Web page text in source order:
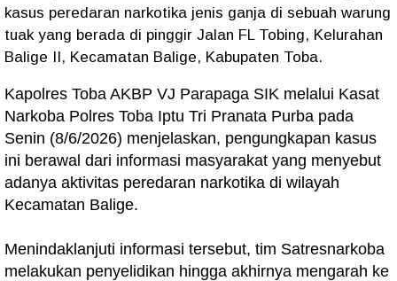
kasus peredaran narkotika jenis ganja di sebuah warung
tuak yang berada di pinggir Jalan FL Tobing, Kelurahan
Balige II, Kecamatan Balige, Kabupaten Toba.
Kapolres Toba AKBP VJ Parapaga SIK melalui Kasat
Narkoba Polres Toba Iptu Tri Pranata Purba pada
Senin (8/6/2026) menjelaskan, pengungkapan kasus
ini berawal dari informasi masyarakat yang menyebut
adanya aktivitas peredaran narkotika di wilayah
Kecamatan Balige.
Menindaklanjuti informasi tersebut, tim Satresnarkoba
melakukan penyelidikan hingga akhirnya mengarah ke